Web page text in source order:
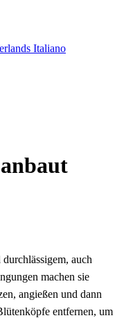
Italiano
auch
machen sie
angießen und dann
entfernen, um